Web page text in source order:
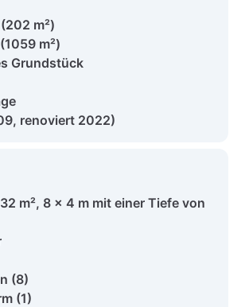
m²)
m²)
Grundstück
renoviert 2022)
m², 8 x 4 m mit einer Tiefe von
(8)
(1)